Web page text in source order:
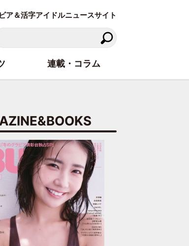
ア＆活字アイドルニュースサイト
連載・コラム